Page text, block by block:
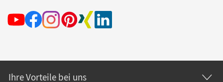
Ihre Vorteile bei uns